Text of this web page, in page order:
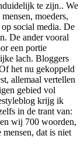
te zijn.. We
moeders,
social media. De
De ander vooral
een portie
lach. Bloggers
het nu gekoppeld
allemaal vertellen
gebied vol
krijg ik
in de trant van:
wij 700 woorden,
dat is niet